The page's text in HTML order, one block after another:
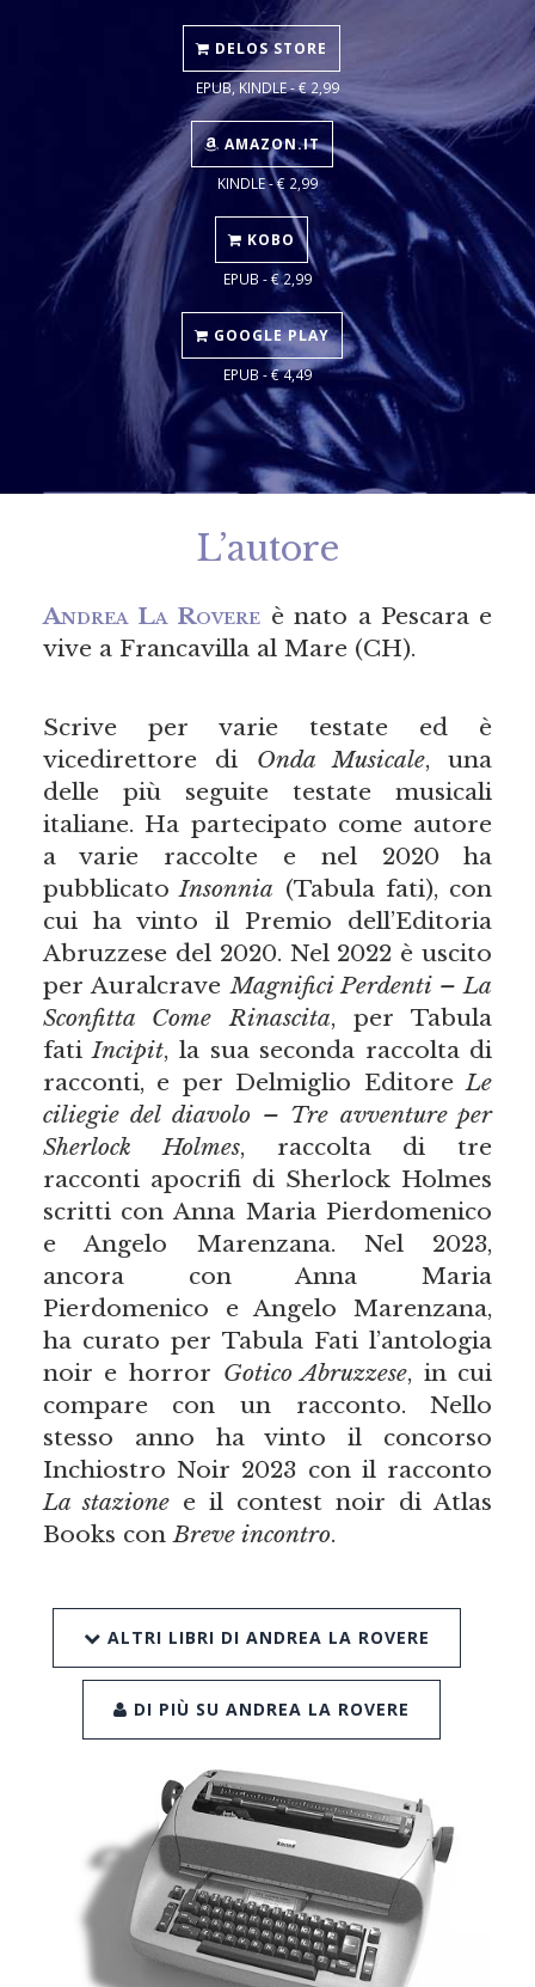
DELOS STORE
EPUB, KINDLE - € 2,99
AMAZON.IT
KINDLE - € 2,99
KOBO
EPUB - € 2,99
GOOGLE PLAY
EPUB - € 4,49
L’autore
Andrea La Rovere è nato a Pescara e
vive a Francavilla al Mare (CH).
Scrive per varie testate ed è
vicedirettore di Onda Musicale, una
delle più seguite testate musicali
italiane. Ha partecipato come autore
a varie raccolte e nel 2020 ha
pubblicato Insonnia (Tabula fati), con
cui ha vinto il Premio dell’Editoria
Abruzzese del 2020. Nel 2022 è uscito
per AuralcraveMagnifici Perdenti – La
Sconfitta Come Rinascita, per Tabula
fatiIncipit, la sua seconda raccolta di
racconti, e per Delmiglio EditoreLe
ciliegie del diavolo – Tre avventure per
Sherlock Holmes, raccolta di tre
racconti apocrifi di Sherlock Holmes
scritti con Anna Maria Pierdomenico
e Angelo Marenzana. Nel 2023,
ancora con Anna Maria
Pierdomenico e Angelo Marenzana,
ha curato per Tabula Fati l’antologia
noir e horror Gotico Abruzzese, in cui
compare con un racconto. Nello
stesso anno ha vinto il concorso
Inchiostro Noir 2023 con il racconto
La stazionee il contest noir di Atlas
Books conBreve incontro.
ALTRI LIBRI DI ANDREA LA ROVERE
DI PIÙ SU ANDREA LA ROVERE